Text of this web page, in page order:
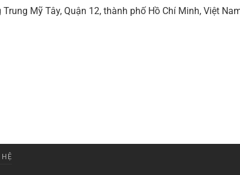
Mỹ Tây, Quận 12, thành phố Hồ Chí Minh, Việt
HỆ